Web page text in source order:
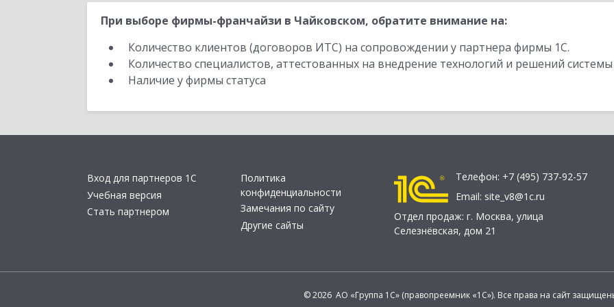
При выборе фирмы-франчайзи в Чайковском, обратите внимание на:
Количество клиентов (договоров ИТС) на сопровождении у партнера фирмы 1С.
Количество специалистов, аттестованных на внедрение технологий и решений
Наличие у фирмы статуса
Вход для партнеров 1С
Учебная версия
Стать партнером
Политика
конфиденциальности
Замечания по сайту
Другие сайты
Телефон: +7 (495) 737-92-57
Email: site_v8@1c.ru
Отдел продаж: г. Москва, улица
Селезнёвская, дом 21
© 2026 АО «Группа 1С» (правопреемник «1С»). Все права на сайт